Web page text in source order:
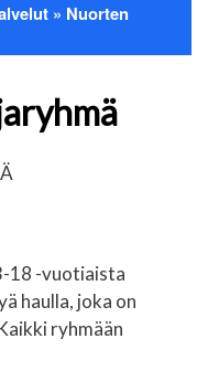
Nuorten
18 -vuotiaista
haulla, joka on
ryhmään